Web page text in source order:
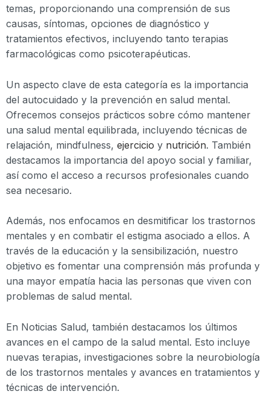
temas, proporcionando una comprensión de sus
causas, síntomas, opciones de diagnóstico y
tratamientos efectivos, incluyendo tanto terapias
farmacológicas como psicoterapéuticas.
Un aspecto clave de esta categoría es la importancia
del autocuidado y la prevención en salud mental.
Ofrecemos consejos prácticos sobre cómo mantener
una salud mental equilibrada, incluyendo técnicas de
relajación, mindfulness, ejercicio y nutrición. También
destacamos la importancia del apoyo social y familiar,
así como el acceso a recursos profesionales cuando
sea necesario.
Además, nos enfocamos en desmitificar los trastornos
mentales y en combatir el estigma asociado a ellos. A
través de la educación y la sensibilización, nuestro
objetivo es fomentar una comprensión más profunda y
una mayor empatía hacia las personas que viven con
problemas de salud mental.
En Noticias Salud, también destacamos los últimos
avances en el campo de la salud mental. Esto incluye
nuevas terapias, investigaciones sobre la neurobiología
de los trastornos mentales y avances en tratamientos y
técnicas de intervención.